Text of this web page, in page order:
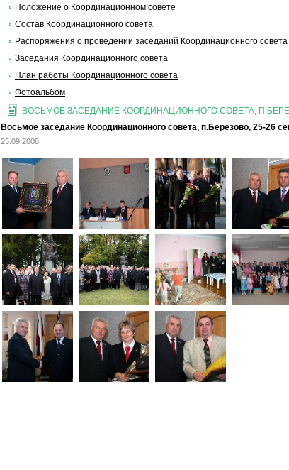
Положение о Координационном совете
Состав Координационного совета
Распоряжения о проведении заседаний Координационного совета
Заседания Координационного cовета
План работы Координационного совета
Фотоальбом
ВОСЬМОЕ ЗАСЕДАНИЕ КООРДИНАЦИОННОГО СОВЕТА,
Восьмое заседание Координационного совета, п.Берёзово, 25-26
25.09.2008